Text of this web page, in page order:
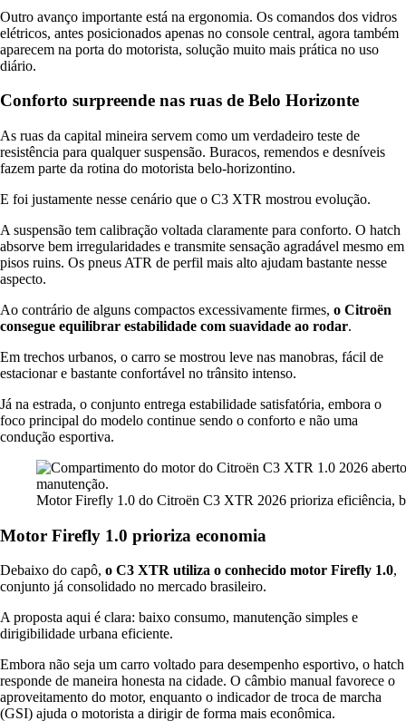
Outro avanço importante está na ergonomia. Os comandos dos vidros
elétricos, antes posicionados apenas no console central, agora também
aparecem na porta do motorista, solução muito mais prática no uso
diário.
Conforto surpreende nas ruas de Belo Horizonte
As ruas da capital mineira servem como um verdadeiro teste de
resistência para qualquer suspensão. Buracos, remendos e desníveis
fazem parte da rotina do motorista belo-horizontino.
E foi justamente nesse cenário que o C3 XTR mostrou evolução.
A suspensão tem calibração voltada claramente para conforto. O hatch
absorve bem irregularidades e transmite sensação agradável mesmo em
pisos ruins. Os pneus ATR de perfil mais alto ajudam bastante nesse
aspecto.
Ao contrário de alguns compactos excessivamente firmes, o Citroën
consegue equilibrar estabilidade com suavidade ao rodar.
Em trechos urbanos, o carro se mostrou leve nas manobras, fácil de
estacionar e bastante confortável no trânsito intenso.
Já na estrada, o conjunto entrega estabilidade satisfatória, embora o
foco principal do modelo continue sendo o conforto e não uma
condução esportiva.
Motor Firefly 1.0 do Citroën C3 XTR 2026 prioriza eficiência,
Motor Firefly 1.0 prioriza economia
Debaixo do capô, o C3 XTR utiliza o conhecido motor Firefly 1.0,
conjunto já consolidado no mercado brasileiro.
A proposta aqui é clara: baixo consumo, manutenção simples e
dirigibilidade urbana eficiente.
Embora não seja um carro voltado para desempenho esportivo, o hatch
responde de maneira honesta na cidade. O câmbio manual favorece o
aproveitamento do motor, enquanto o indicador de troca de marcha
(GSI) ajuda o motorista a dirigir de forma mais econômica.